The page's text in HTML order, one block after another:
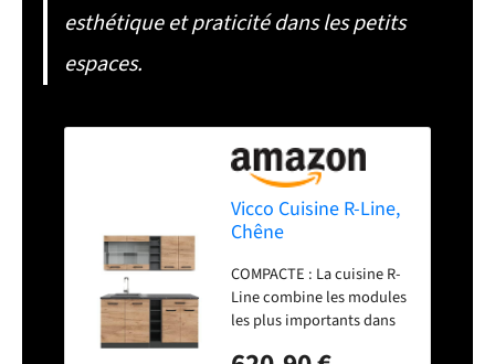
esthétique et praticité dans les petits
espaces.
Vicco Cuisine R-Line,
Chêne
160cm
COMPACTE : La cuisine R-
Line combine les modules
les plus importants dans